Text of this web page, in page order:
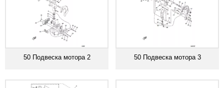
50 Подвеска мотора 2 50 Подвеска мотора 3